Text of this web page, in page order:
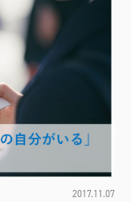
2017.11.07